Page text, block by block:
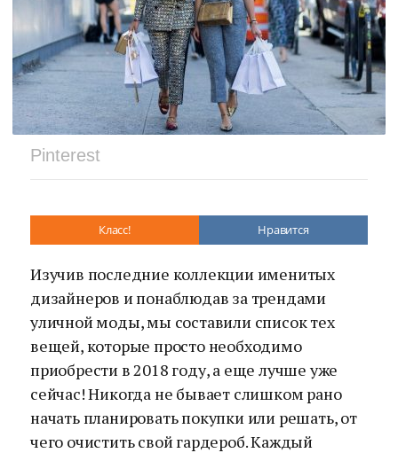
Pinterest
Класс! Нравится
Изучив последние коллекции именитых
дизайнеров и понаблюдав за трендами
уличной моды, мы составили список тех
вещей, которые просто необходимо
приобрести в 2018 году, а еще лучше уже
сейчас! Никогда не бывает слишком рано
начать планировать покупки или решать, от
чего очистить свой гардероб. Каждый